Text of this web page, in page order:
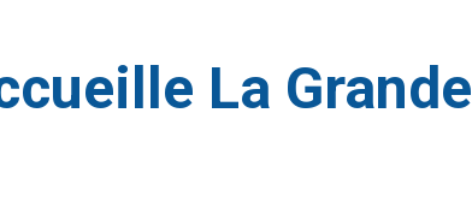
La Grande